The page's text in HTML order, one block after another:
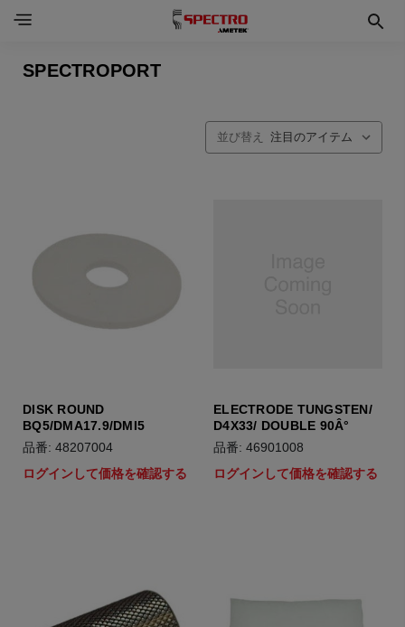
SPECTROPORT
並び替え
DISK ROUND
BQ5/DMA17.9/DMI5
品番: 48207004
ログインして価格を確認する
ELECTRODE TUNGSTEN/
D4X33/ DOUBLE 90Â°
品番: 46901008
ログインして価格を確認する